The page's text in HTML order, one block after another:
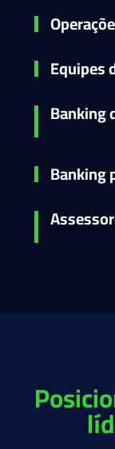
Equipes
Banking
Banking